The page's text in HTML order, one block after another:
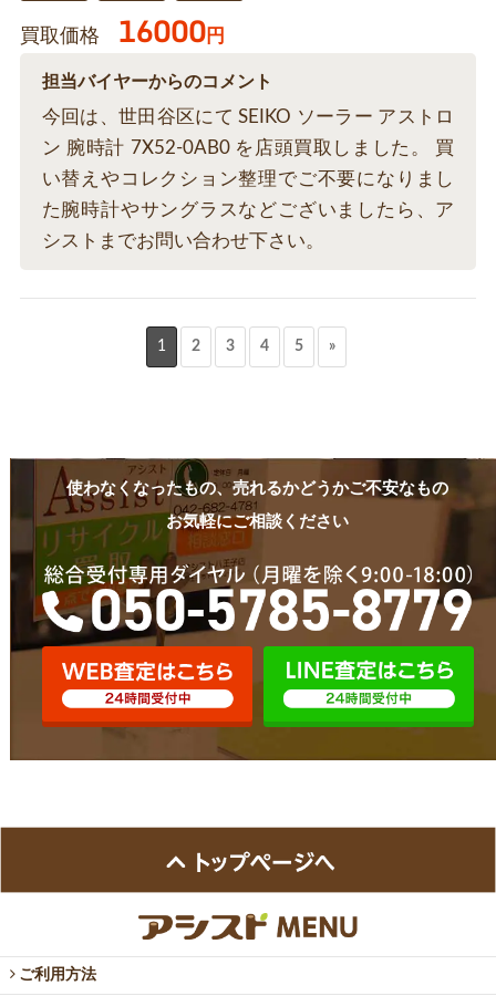
買取価格 16000円
担当バイヤーからのコメント
今回は、世田谷区にて SEIKO ソーラー アストロ
ン 腕時計 7X52-0AB0 を店頭買取しました。 買
い替えやコレクション整理でご不要になりまし
た腕時計やサングラスなどございましたら、ア
シストまでお問い合わせ下さい。
1 2 3 4 5 »
使わなくなったもの、売れるかどうかご不安なもの
お気軽にご相談ください
ご利用方法